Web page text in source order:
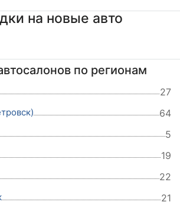
на новые авто
по регионам
27
64
5
19
22
21